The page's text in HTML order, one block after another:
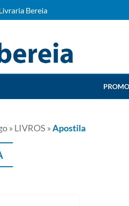
Bereia
» LIVROS »Apostila